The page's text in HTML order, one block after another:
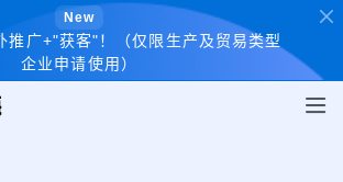
New
推广+"获客"！（仅限生产及贸易类型
企业申请使用）